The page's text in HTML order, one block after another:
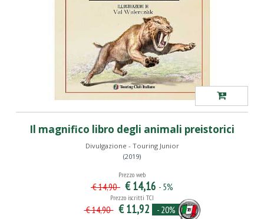
Il magnifico libro degli animali preistorici
Divulgazione - Touring Junior
(2019)
Prezzo web
€ 14,90 € 14,16 - 5%
Prezzo iscritti TCI
€ 14,90 € 11,92 - 20%